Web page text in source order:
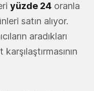
yüzde 24 oranla
satın alıyor.
aradıkları